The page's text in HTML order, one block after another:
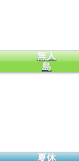
無人
島
夏休